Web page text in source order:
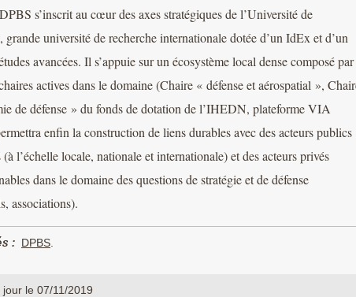
s’inscrit au cœur des axes stratégiques de l’Université de
grande université de recherche internationale dotée d’un IdEx et d’un
avancées. Il s’appuie sur un écosystème local dense composé par
actives dans le domaine (Chaire « défense et aérospatial »,
de défense » du fonds de dotation de l’IHEDN, plateforme VIA
enfin la construction de liens durables avec des acteurs publics
l’échelle locale, nationale et internationale) et des acteurs privés
dans le domaine des questions de stratégie et de défense
associations).
: DPBS
jour le 07/11/2019